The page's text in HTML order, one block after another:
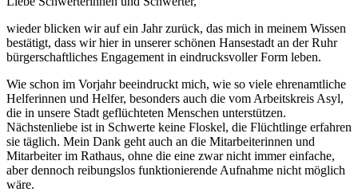
wieder blicken wir auf ein Jahr zurück, das mich in meinem Wissen
bestätigt, dass wir hier in unserer schönen Hansestadt an der Ruhr
bürgerschaftliches Engagement in eindrucksvoller Form leben.
Wie schon im Vorjahr beeindruckt mich, wie so viele ehrenamtliche
Helferinnen und Helfer, besonders auch die vom Arbeitskreis Asyl,
die in unsere Stadt geflüchteten Menschen unterstützen.
Nächstenliebe ist in Schwerte keine Floskel, die Flüchtlinge erfahren
sie täglich. Mein Dank geht auch an die Mitarbeiterinnen und
Mitarbeiter im Rathaus, ohne die eine zwar nicht immer einfache,
aber dennoch reibungslos funktionierende Aufnahme nicht möglich
wäre.